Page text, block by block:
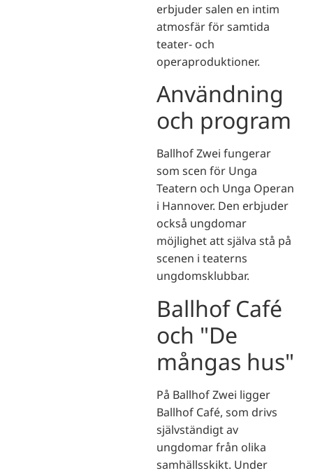
erbjuder salen en intim
atmosfär för samtida
teater- och
operaproduktioner.
Användning
och program
Ballhof Zwei fungerar
som scen för Unga
Teatern och Unga Operan
i Hannover. Den erbjuder
också ungdomar
möjlighet att själva stå på
scenen i teaterns
ungdomsklubbar.
Ballhof Café
och "De
mångas hus"
På Ballhof Zwei ligger
Ballhof Café, som drivs
självständigt av
ungdomar från olika
samhällsskikt. Under